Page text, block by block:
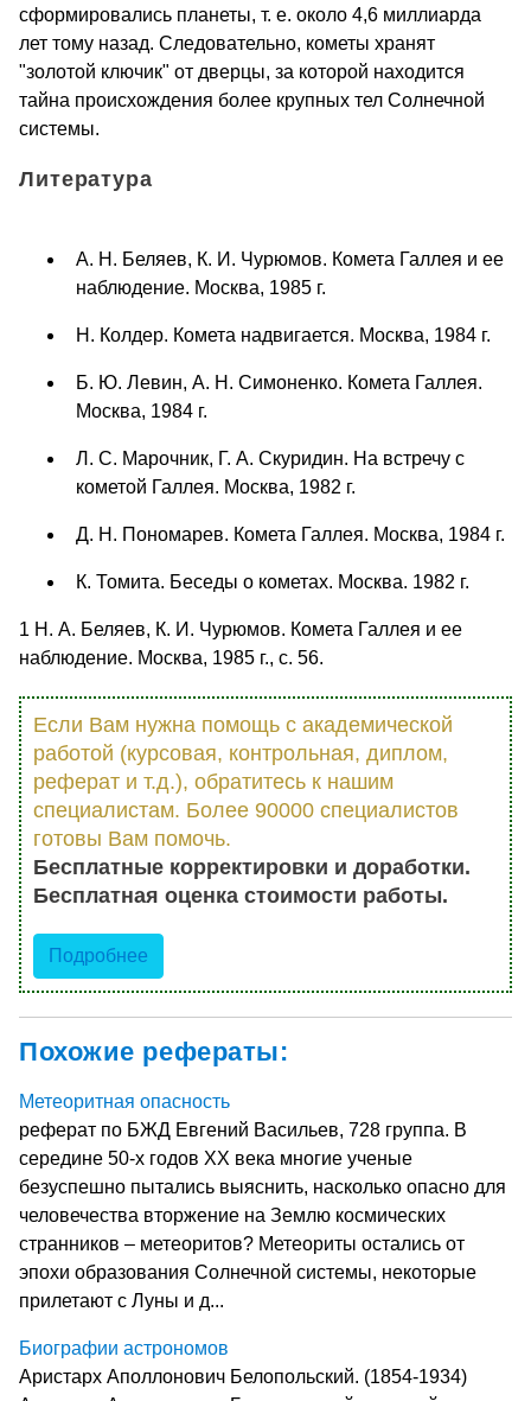
сформировались планеты, т. е. около 4,6 миллиарда
лет тому назад. Следовательно, кометы хранят
"золотой ключик" от дверцы, за которой находится
тайна происхождения более крупных тел Солнечной
системы.
Литература
А. Н. Беляев, К. И. Чурюмов. Комета Галлея и ее
наблюдение. Москва, 1985 г.
Н. Колдер. Комета надвигается. Москва, 1984 г.
Б. Ю. Левин, А. Н. Симоненко. Комета Галлея.
Москва, 1984 г.
Л. С. Марочник, Г. А. Скуридин. На встречу с
кометой Галлея. Москва, 1982 г.
Д. Н. Пономарев. Комета Галлея. Москва, 1984 г.
К. Томита. Беседы о кометах. Москва. 1982 г.
1 Н. А. Беляев, К. И. Чурюмов. Комета Галлея и ее
наблюдение. Москва, 1985 г., с. 56.
Если Вам нужна помощь с академической
работой (курсовая, контрольная, диплом,
реферат и т.д.), обратитесь к нашим
специалистам. Более 90000 специалистов
готовы Вам помочь.
Бесплатные корректировки и доработки.
Бесплатная оценка стоимости работы.
Подробнее
Похожие рефераты:
Метеоритная опасность
реферат по БЖД Евгений Васильев, 728 группа. В
середине 50-х годов XX века многие ученые
безуспешно пытались выяснить, насколько опасно для
человечества вторжение на Землю космических
странников – метеоритов? Метеориты остались от
эпохи образования Солнечной системы, некоторые
прилетают с Луны и д...
Биографии астрономов
Аристарх Аполлонович Белопольский. (1854-1934)